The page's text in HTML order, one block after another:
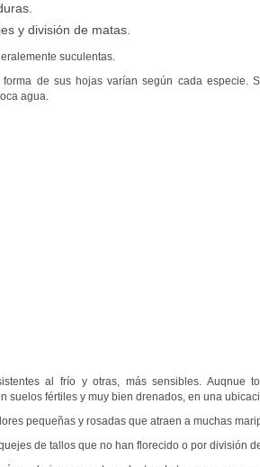
y división de matas.
suculentas.
de sus hojas varían según cada especie.
agua.
al frío y otras, más sensibles. Auqnue
suelos fértiles y muy bien drenados, en una
pequeñas y rosadas que atraen a muchas
de tallos que no han florecido o por división